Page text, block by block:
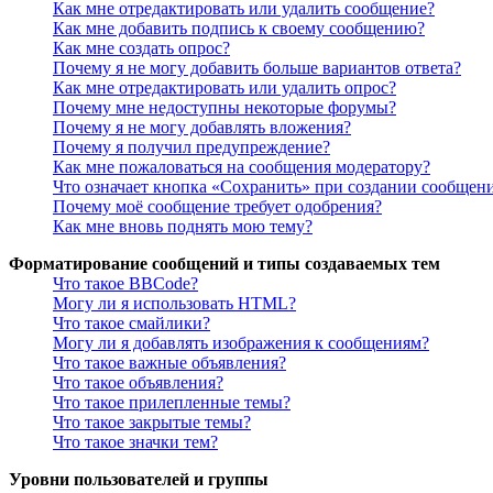
Как мне отредактировать или удалить сообщение?
Как мне добавить подпись к своему сообщению?
Как мне создать опрос?
Почему я не могу добавить больше вариантов ответа?
Как мне отредактировать или удалить опрос?
Почему мне недоступны некоторые форумы?
Почему я не могу добавлять вложения?
Почему я получил предупреждение?
Как мне пожаловаться на сообщения модератору?
Что означает кнопка «Сохранить» при создании
Почему моё сообщение требует одобрения?
Как мне вновь поднять мою тему?
Форматирование сообщений и типы создаваемых тем
Что такое BBCode?
Могу ли я использовать HTML?
Что такое смайлики?
Могу ли я добавлять изображения к сообщениям?
Что такое важные объявления?
Что такое объявления?
Что такое прилепленные темы?
Что такое закрытые темы?
Что такое значки тем?
Уровни пользователей и группы